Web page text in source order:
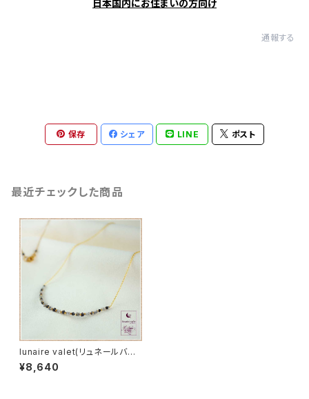
日本国内にお住まいの方向け
通報する
保存 シェア LINE ポスト
最近チェックした商品
lunaire valet(リュネールバル）
ディアマンネックレス（ダイヤ
の原石 ブラックダイヤの原石）
¥8,640